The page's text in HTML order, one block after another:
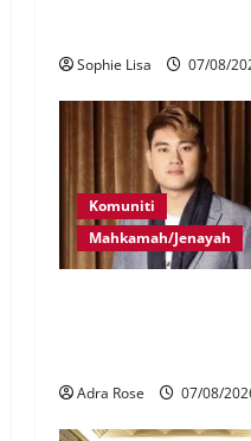
Sophie Lisa 07/08/
Komuniti
Mahkamah/Jenayah
Adra Rose 07/08/